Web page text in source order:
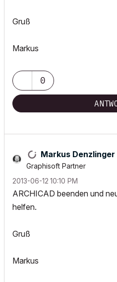
Gruß
Markus
0
Markus Denzlinger
Graphisoft Partner
‎2013-06-12 10:10 PM
ARCHICAD beenden und
helfen.
Gruß
Markus